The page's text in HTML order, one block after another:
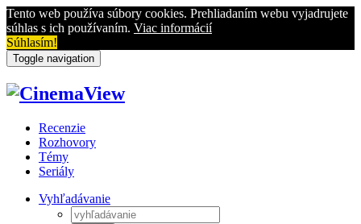
Tento web používa súbory cookies. Prehliadaním webu vyjadrujete
súhlas s ich používaním. Viac informácií
Súhlasím!
Toggle navigation
Recenzie
Rozhovory
Témy
Seriály
Vyhľadávanie